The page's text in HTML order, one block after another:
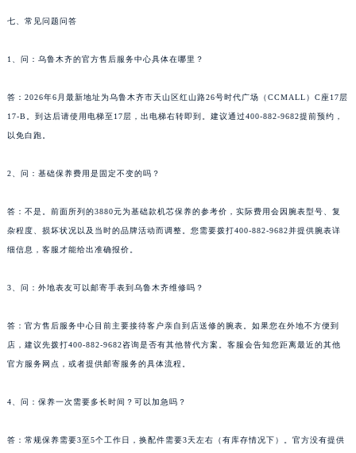
七、常见问题问答
1、问：乌鲁木齐的官方售后服务中心具体在哪里？
答：2026年6月最新地址为乌鲁木齐市天山区红山路26号时代广场（CCMALL）C座17层
17-B。到达后请使用电梯至17层，出电梯右转即到。建议通过400-882-9682提前预约，
以免白跑。
2、问：基础保养费用是固定不变的吗？
答：不是。前面所列的3880元为基础款机芯保养的参考价，实际费用会因腕表型号、复
杂程度、损坏状况以及当时的品牌活动而调整。您需要拨打400-882-9682并提供腕表详
细信息，客服才能给出准确报价。
3、问：外地表友可以邮寄手表到乌鲁木齐维修吗？
答：官方售后服务中心目前主要接待客户亲自到店送修的腕表。如果您在外地不方便到
店，建议先拨打400-882-9682咨询是否有其他替代方案。客服会告知您距离最近的其他
官方服务网点，或者提供邮寄服务的具体流程。
4、问：保养一次需要多长时间？可以加急吗？
答：常规保养需要3至5个工作日，换配件需要3天左右（有库存情况下）。官方没有提供